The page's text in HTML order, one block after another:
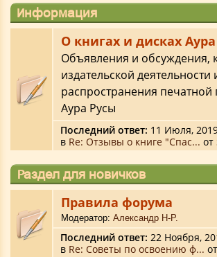
Информация
О книгах и дисках
Объявления и обсуждения,
издательской
распространения печатной
Аура Русы
Последний ответ: 11 Июля,
в Re: Отзывы о книге "Спас... от
Раздел для новичков
Правила форума
Модератор:Александр Н-Р.
Последний ответ: 22 Ноября,
в Re: Советы по освоению ф... от